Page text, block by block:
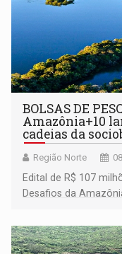
BOLSAS DE
Amazônia+10
cadeias da
Região Norte
Edital de R$ 107
Desafios da
submissão de pré-
setembro